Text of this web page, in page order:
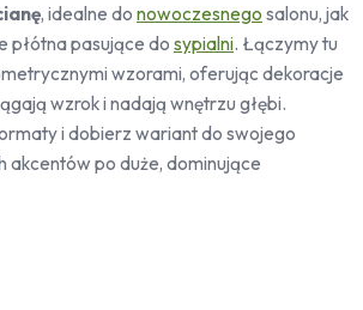
, idealne do nowoczesnego salonu, jak
płótna pasujące do sypialni. Łączymy tu
wzorami, oferując dekoracje
wzrok i nadają wnętrzu głębi.
i dobierz wariant do swojego
akcentów po duże, dominujące